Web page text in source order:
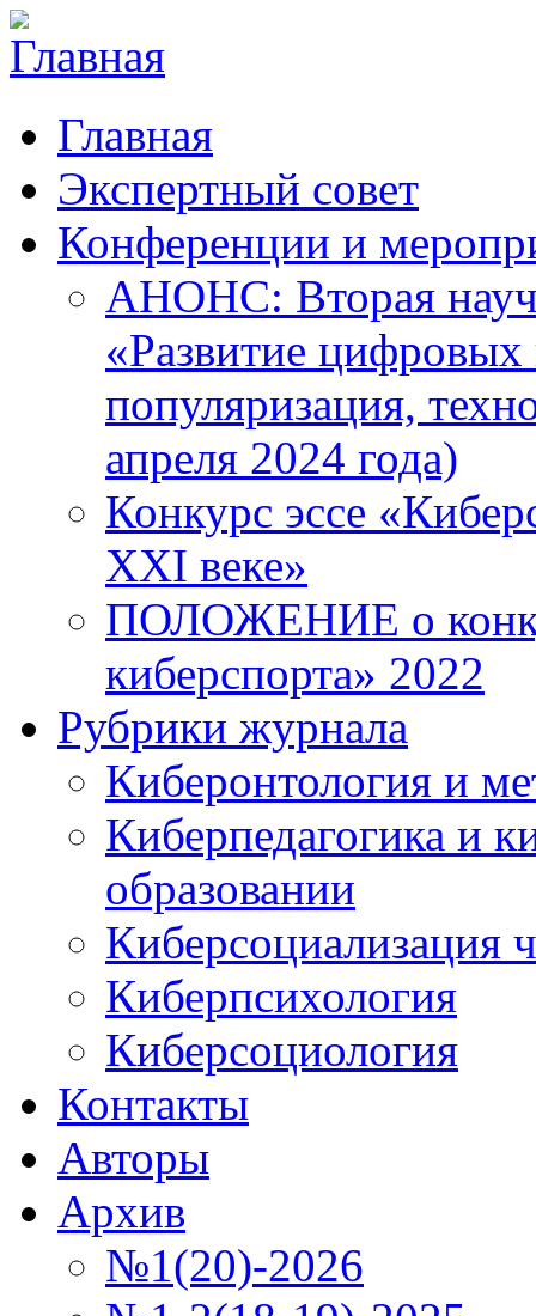
Главная
Экспертный совет
Конференции и
АНОНС: Вторая
«Развитие цифровых
популяризация,
апреля 2024 года)
Конкурс эссе
XXI веке»
ПОЛОЖЕНИЕ о
киберспорта» 2022
Рубрики журнала
Киберонтология и
Киберпедагогика и
образовании
Киберсоциализация
Киберпсихология
Киберсоциология
Контакты
Авторы
Архив
№1(20)-2026